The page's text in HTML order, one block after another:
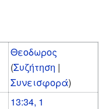
Θεοδωρος
(Συζήτηση |
Συνεισφορά)
13:34, 1